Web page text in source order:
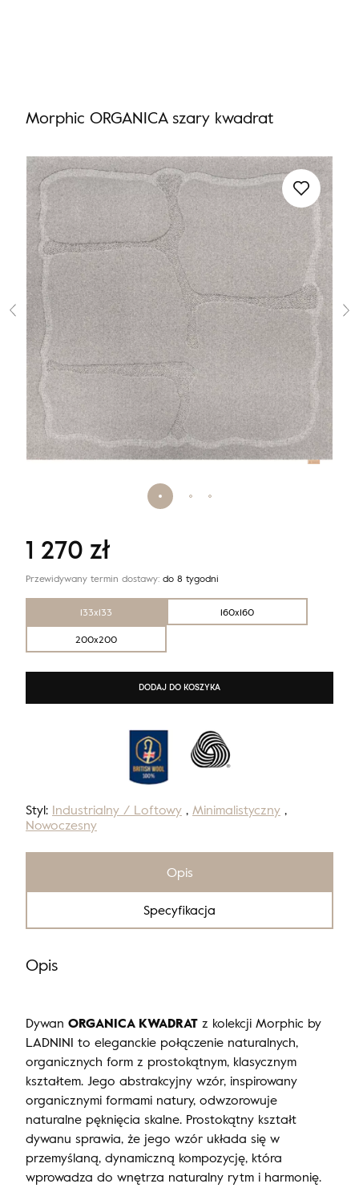
Morphic ORGANICA szary kwadrat
Styl: Industrialny / Loftowy , Minimalistyczny ,
Nowoczesny
133x133
160x160
200x200
1 270 zł
Przewidywany termin dostawy: do 8 tygodni
DODAJ DO KOSZYKA
Opis
Specyfikacja
Opis
Dywan ORGANICA KWADRAT z kolekcji Morphic by
LADNINI to eleganckie połączenie naturalnych,
organicznych form z prostokątnym, klasycznym
kształtem. Jego abstrakcyjny wzór, inspirowany
organicznymi formami natury, odwzorowuje
naturalne pęknięcia skalne. Prostokątny kształt
dywanu sprawia, że jego wzór układa się w
przemyślaną, dynamiczną kompozycję, która
wprowadza do wnętrza naturalny rytm i harmonię.